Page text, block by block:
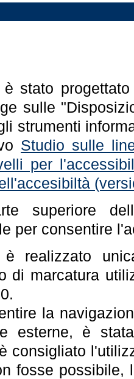
stato
sulle
strumenti
Studio sulle
per
superiore
per consentire
realizzato
di marcatura
la
esterne, è
consigliato
fosse possibile,